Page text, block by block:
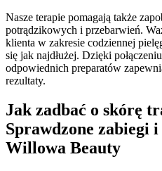
Nasze terapie pomagają także
potrądzikowych i przebarwień.
klienta w zakresie codziennej
się jak najdłużej. Dzięki
odpowiednich preparatów
rezultaty.
Jak zadbać o skórę
Sprawdzone zabiegi
Willowa Beauty